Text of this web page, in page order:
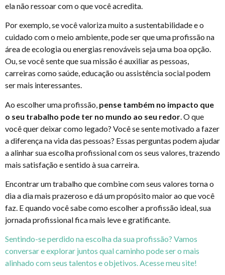
ela não ressoar com o que você acredita.
Por exemplo, se você valoriza muito a sustentabilidade e o
cuidado com o meio ambiente, pode ser que uma profissão na
área de ecologia ou energias renováveis seja uma boa opção.
Ou, se você sente que sua missão é auxiliar as pessoas,
carreiras como saúde, educação ou assistência social podem
ser mais interessantes.
Ao escolher uma profissão, pense também no impacto que
o seu trabalho pode ter no mundo ao seu redor . O que
você quer deixar como legado? Você se sente motivado a fazer
a diferença na vida das pessoas? Essas perguntas podem ajudar
a alinhar sua escolha profissional com os seus valores, trazendo
mais satisfação e sentido à sua carreira.
Encontrar um trabalho que combine com seus valores torna o
dia a dia mais prazeroso e dá um propósito maior ao que você
faz. E quando você sabe como escolher a profissão ideal, sua
jornada profissional fica mais leve e gratificante.
Sentindo-se perdido na escolha da sua profissão? Vamos
conversar e explorar juntos qual caminho pode ser o mais
alinhado com seus talentos e objetivos. Acesse meu site!